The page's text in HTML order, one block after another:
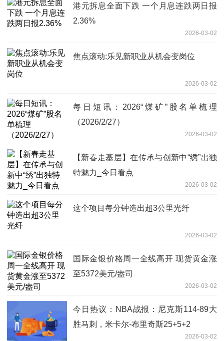
港元拆息全面下跌 一个月息连跌两日报
2.36%
2026-03-02
焦点滚动:乐见新职业从机会变岗位
2026-03-02
每日短讯：2026“煤矿”股名单梳理
（2026/2/27）
2026-03-02
【新春走基层】在传承与创新中“绣”出独
特魅力_今日看点
2026-03-02
这个项目每分钟造出超3公里光纤
2026-03-02
国际金银价格周一全线高开 现货黄金涨
至5372美元/盎司
2026-03-02
今日热议：NBA战报：尼克斯114-89大
胜马刺，米卡尔-布里奇斯25+5+2
2026-03-02